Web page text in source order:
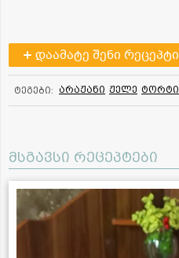
დაამატე შენი რეცეპტი
ტეგები: არაჟანი ჟელე ტორტი
მსგავსი რეცეპტები